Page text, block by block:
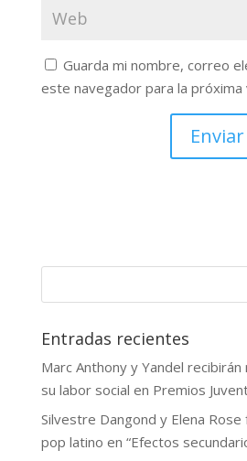
Guarda mi nombre, correo
este navegador para la
Entradas recientes
Marc Anthony y Yandel
su labor social en Premios
Silvestre Dangond y Elena
pop latino en “Efectos